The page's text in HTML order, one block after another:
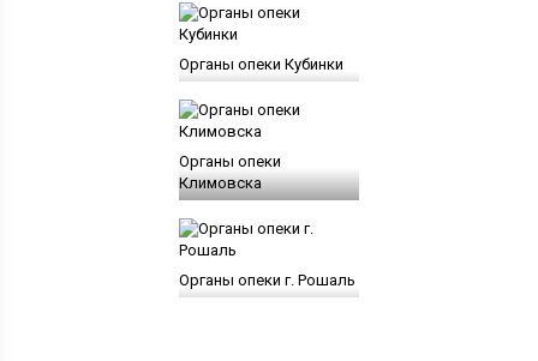
Органы опеки Кубинки
Органы опеки
Климовска
Органы опеки г. Рошаль